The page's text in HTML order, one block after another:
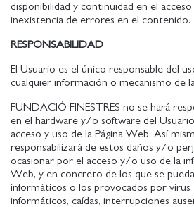
disponibilidad y continuidad en el
inexistencia de errores en el contenido.
RESPONSABILIDAD
El Usuario es el único responsable del
cualquier información o mecanismo de
FUNDACIÓ FINESTRES no se hará
en el hardware y/o software del
acceso y uso de la Página Web. Así
responsabilizará de estos daños y/o
ocasionar por el acceso y/o uso de la
Web, y en concreto de los que se
informáticos o los provocados por
informáticos, caídas, interrupciones